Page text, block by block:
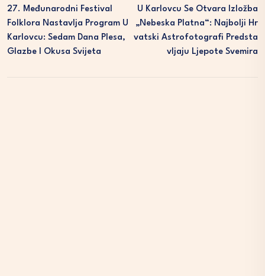
27. Međunarodni Festival
Folklora Nastavlja Program U
Karlovcu: Sedam Dana Plesa,
Glazbe I Okusa Svijeta
U Karlovcu Se Otvara Izložba
„Nebeska Platna“: Najbolji Hr
Vatski Astrofotografi Predsta
Vljaju Ljepote Svemira